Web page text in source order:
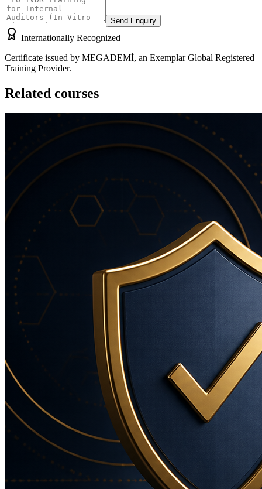
Send Enquiry
Internationally Recognized
Certificate issued by MEGADEMİ, an Exemplar Global Registered
Training Provider.
Related courses